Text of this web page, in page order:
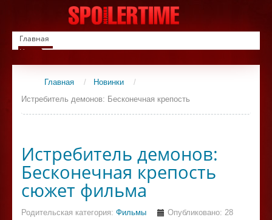
Главная
Новинки
Список фильмов
СериалыГлавная / Новинки
/
Истребитель демонов: Бесконечная крепость
Истребитель демонов:
Бесконечная крепость
сюжет фильма
Родительская категория: Фильмы
Опубликовано: 28